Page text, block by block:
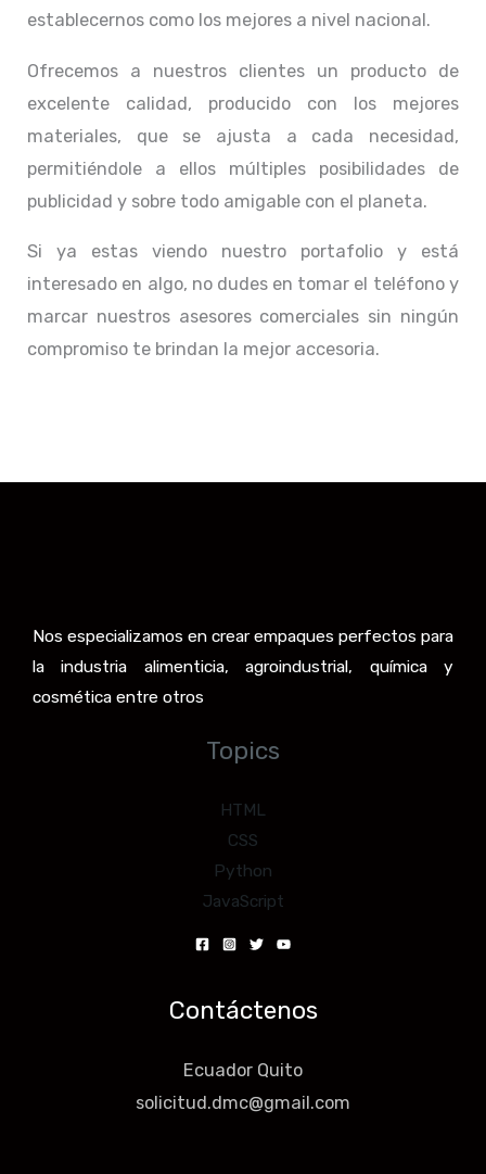
establecernos como los mejores a nivel nacional.
Ofrecemos a nuestros clientes un producto de
excelente calidad, producido con los mejores
materiales, que se ajusta a cada necesidad,
permitiéndole a ellos múltiples posibilidades de
publicidad y sobre todo amigable con el planeta.
Si ya estas viendo nuestro portafolio y está
interesado en algo, no dudes en tomar el teléfono y
marcar nuestros asesores comerciales sin ningún
compromiso te brindan la mejor accesoria.
Nos especializamos en crear empaques perfectos para
la industria alimenticia, agroindustrial, química y
cosmética entre otros
Topics
HTML
CSS
Python
JavaScript
Contáctenos
Ecuador Quito
solicitud.dmc@gmail.com